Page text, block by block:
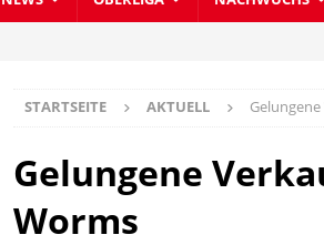
STARTSEITE AKTUELL
Gelungene
Worms